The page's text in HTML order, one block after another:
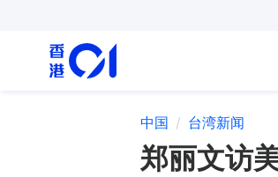
中国 台湾新闻
郑丽文访